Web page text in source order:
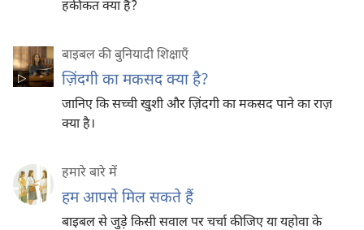
हकीकत क्या है?
बाइबल की बुनियादी शिक्षाएँ
ज़िंदगी का मकसद क्या है?
जानिए कि सच्ची खुशी और ज़िंदगी का मकसद पाने का राज़
क्या है।
हमारे बारे में
हम आपसे मिल सकते हैं
बाइबल से जुड़े किसी सवाल पर चर्चा कीजिए या यहोवा के